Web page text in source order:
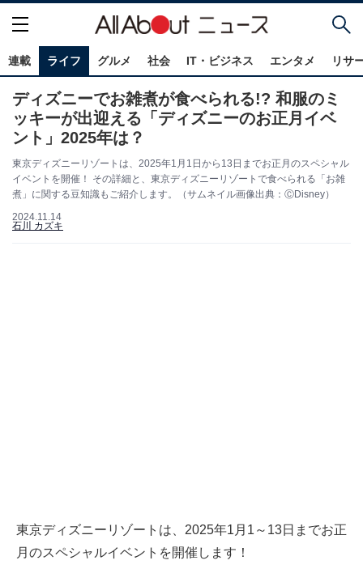
連載 ライフ グルメ 社会 IT・ビジネス エンタメ リサ
ディズニーでお雑煮が食べられる!? 和服のミ
ッキーが出迎える「ディズニーのお正月イベ
ント」2025年は？
東京ディズニーリゾートは、2025年1月1日から13日までお正月のスペシャル
イベントを開催！ その詳細と、東京ディズニーリゾートで食べられる「お雑
煮」に関する豆知識もご紹介します。（サムネイル画像出典：ⒸDisney）
2024.11.14
石川 カズキ
東京ディズニーリゾートは、2025年1月1～13日までお正
月のスペシャルイベントを開催します！